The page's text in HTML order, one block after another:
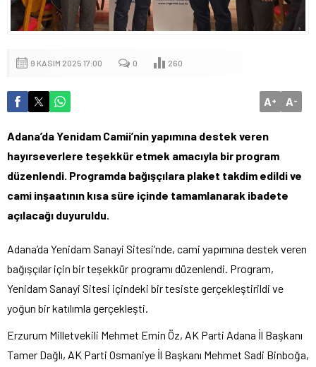
9 KASIM 2025 17:00 0 260
A+ A-
Adana’da Yenidam Camii’nin yapımına destek veren
hayırseverlere teşekkür etmek amacıyla bir program
düzenlendi. Programda bağışçılara plaket takdim edildi ve
cami inşaatının kısa süre içinde tamamlanarak ibadete
açılacağı duyuruldu.
Adana’da Yenidam Sanayi Sitesi’nde, cami yapımına destek veren
bağışçılar için bir teşekkür programı düzenlendi. Program,
Yenidam Sanayi Sitesi içindeki bir tesiste gerçekleştirildi ve
yoğun bir katılımla gerçekleşti.
Erzurum Milletvekili Mehmet Emin Öz, AK Parti Adana İl Başkanı
Tamer Dağlı, AK Parti Osmaniye İl Başkanı Mehmet Sadi Binboğa,